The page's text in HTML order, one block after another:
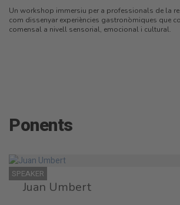
Un workshop immersiu per a professionals de la
com dissenyar experiències gastronòmiques que
comensal a nivell sensorial, emocional i cultural.
Ponents
SPEAKER
Juan Umbert